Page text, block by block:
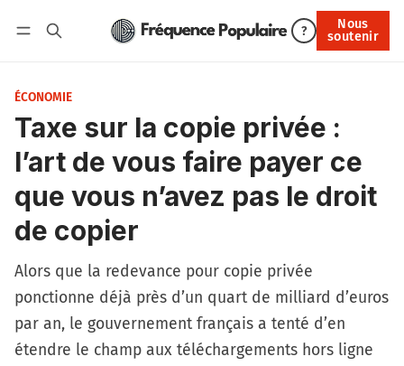
?
Nous
soutenir
Nous soutenir
ÉCONOMIE
Taxe sur la copie privée :
l’art de vous faire payer ce
que vous n’avez pas le droit
de copier
Alors que la redevance pour copie privée
ponctionne déjà près d’un quart de milliard d’euros
par an, le gouvernement français a tenté d’en
étendre le champ aux téléchargements hors ligne